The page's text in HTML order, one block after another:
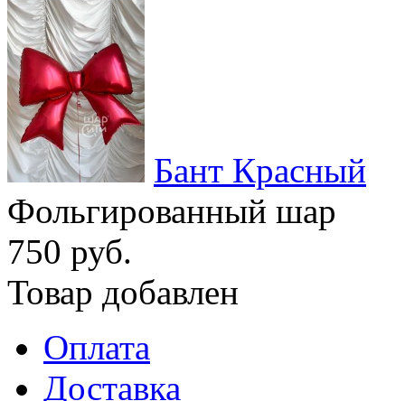
Бант Красный
Фольгированный шар
750 руб.
Товар добавлен
Оплата
Доставка